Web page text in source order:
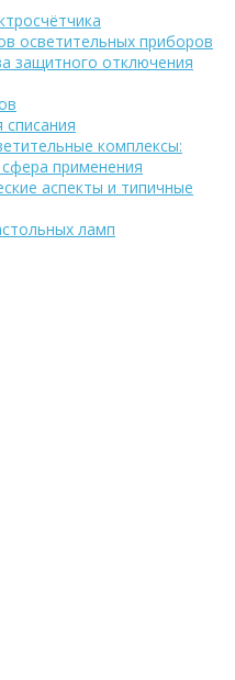
осветительных приборов
защитного отключения
комплексы:
применения
аспекты и типичные
ламп